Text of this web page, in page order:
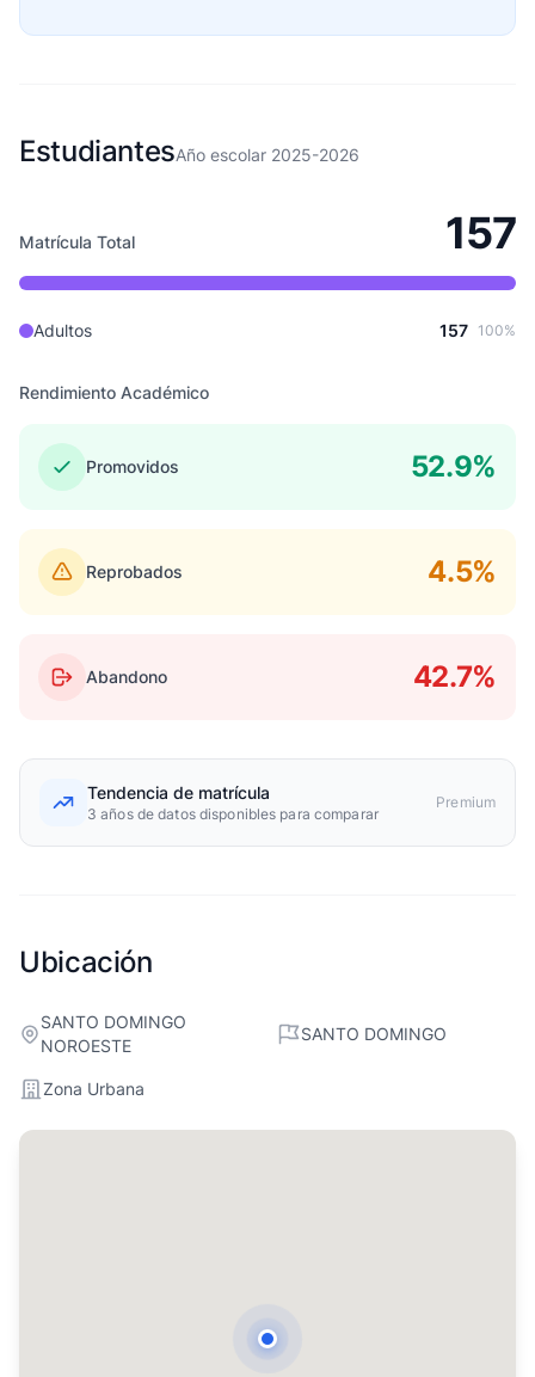
EstudiantesAño escolar 2025-2026
Matrícula Total 157
Adultos 157 100%
Rendimiento Académico
Promovidos 52.9%
Reprobados 4.5%
Abandono 42.7%
Tendencia de matrícula
3 años de datos disponibles para comparar
Premium
Ubicación
SANTO DOMINGO
NOROESTE
SANTO DOMINGO
Zona Urbana